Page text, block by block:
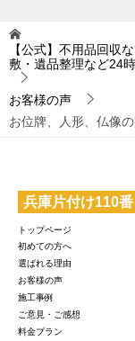
【公式】不用品回収
敷・遺品整理など24
お客様の声
お位牌、人形、仏像
兵庫片付け110番
トップページ
初めての方へ
選ばれる理由
お客様の声
施工事例
ご意見・ご感想
料金プラン